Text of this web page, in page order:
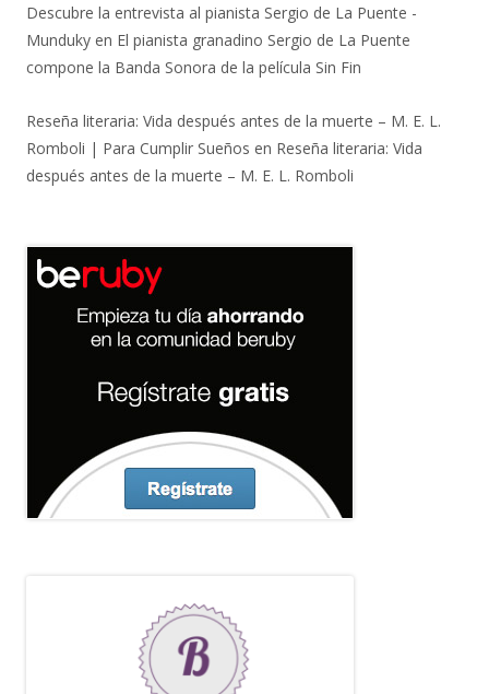
Descubre la entrevista al pianista Sergio de La Puente -
Munduky en El pianista granadino Sergio de La Puente
compone la Banda Sonora de la película Sin Fin
Reseña literaria: Vida después antes de la muerte – M. E. L.
Romboli | Para Cumplir Sueños en Reseña literaria: Vida
después antes de la muerte – M. E. L. Romboli